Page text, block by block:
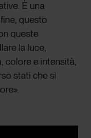
È una
questo
queste
la luce,
colore e intensità,
stati che si